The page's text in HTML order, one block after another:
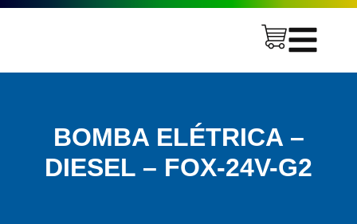
BOMBA ELÉTRICA –
DIESEL – FOX-24V-G2